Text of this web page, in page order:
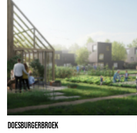
DOESBURGERBROEK